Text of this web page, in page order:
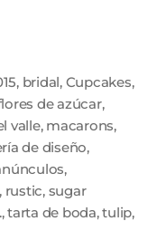
, bridal, Cupcakes,
de azúcar,
valle, macarons,
de diseño,
,
, rustic, sugar
,tarta de boda,tulip,